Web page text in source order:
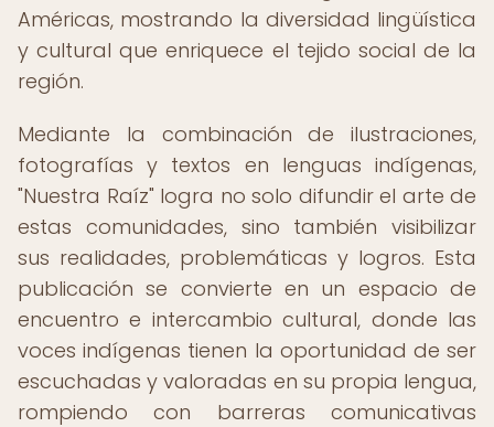
Américas, mostrando la diversidad lingüística
y cultural que enriquece el tejido social de la
región.
Mediante la combinación de ilustraciones,
fotografías y textos en lenguas indígenas,
"Nuestra Raíz" logra no solo difundir el arte de
estas comunidades, sino también visibilizar
sus realidades, problemáticas y logros. Esta
publicación se convierte en un espacio de
encuentro e intercambio cultural, donde las
voces indígenas tienen la oportunidad de ser
escuchadas y valoradas en su propia lengua,
rompiendo con barreras comunicativas